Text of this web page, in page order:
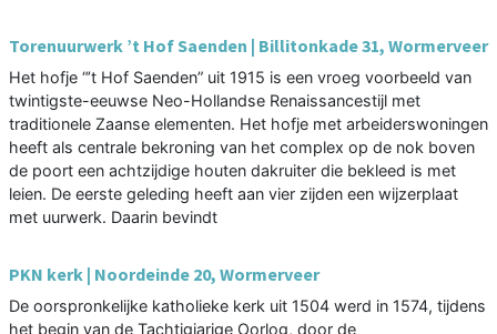
Torenuurwerk ’t Hof Saenden | Billitonkade 31, Wormerveer
Het hofje “’t Hof Saenden” uit 1915 is een vroeg voorbeeld van
twintigste-eeuwse Neo-Hollandse Renaissancestijl met
traditionele Zaanse elementen. Het hofje met arbeiderswoningen
heeft als centrale bekroning van het complex op de nok boven
de poort een achtzijdige houten dakruiter die bekleed is met
leien. De eerste geleding heeft aan vier zijden een wijzerplaat
met uurwerk. Daarin bevindt
PKN kerk | Noordeinde 20, Wormerveer
De oorspronkelijke katholieke kerk uit 1504 werd in 1574, tijdens
het begin van de Tachtigjarige Oorlog, door de